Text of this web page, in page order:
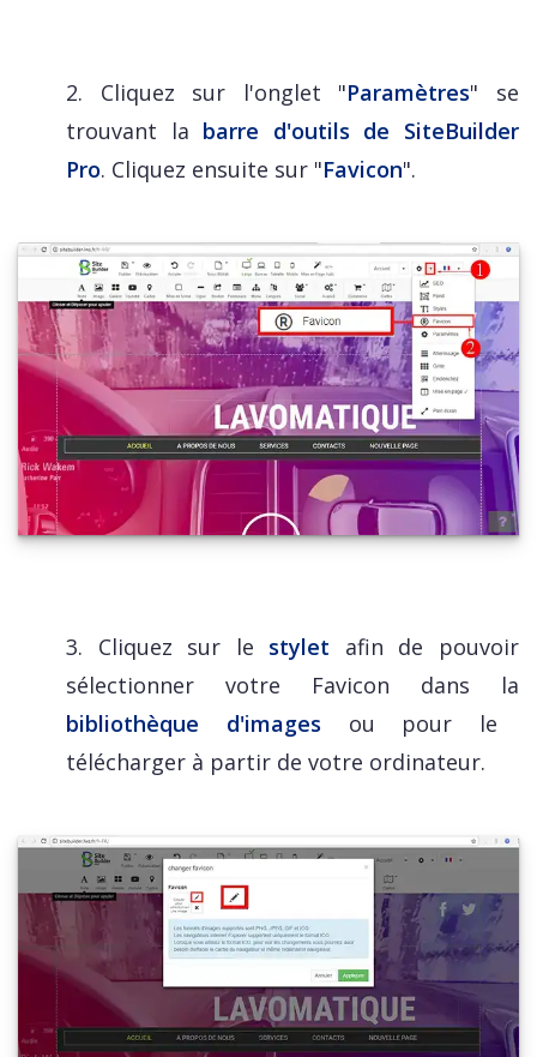
2. Cliquez sur l'onglet "Paramètres" se
trouvant la barre d'outils de SiteBuilder
Pro. Cliquez ensuite sur "Favicon".
3. Cliquez sur le stylet afin de pouvoir
sélectionner votre Favicon dans la
bibliothèque d'images ou pour le
télécharger à partir de votre ordinateur.